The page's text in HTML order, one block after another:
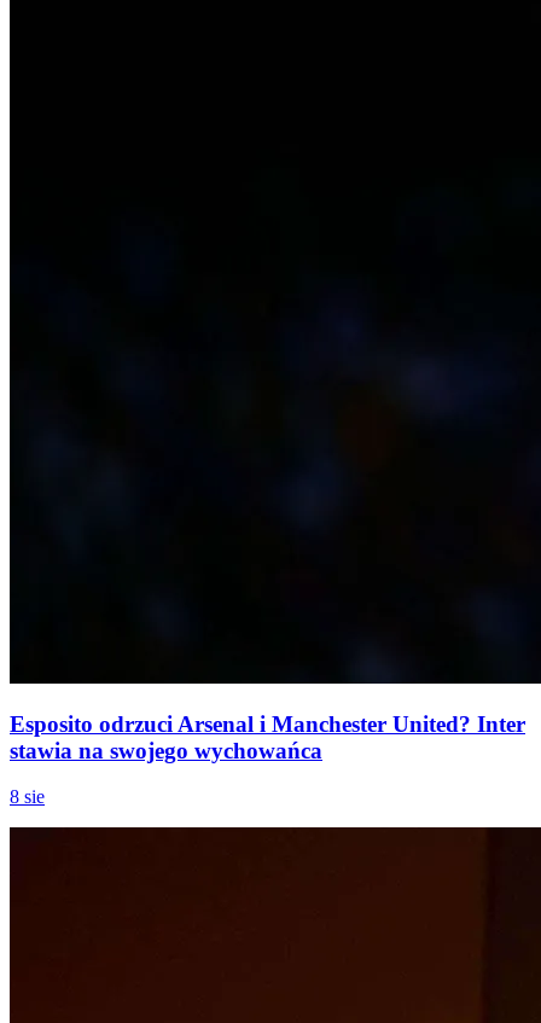
Esposito odrzuci Arsenal i Manchester United? Inter
stawia na swojego wychowańca
8 sie